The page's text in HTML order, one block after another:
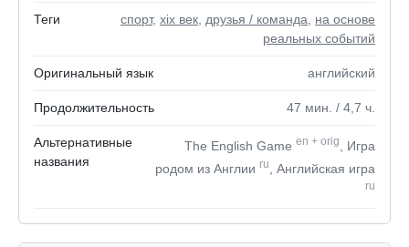
Теги спорт, xix век друзья / команда
на основе
реальных событий
Оригинальный язык английский
Продолжительность 47 мин. / 4,7 ч.
Альтернативные
названия
The English Game en + orig
, Игра
родом из Англии ru , Английская игра
ru